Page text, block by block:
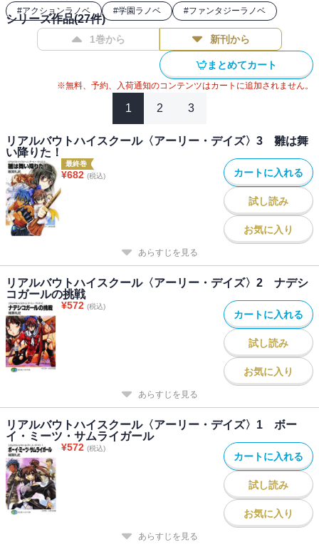
#アクションラノベ #学園ラノベ #ファンタジーラノベ
シリーズ作品(27件)
1巻から 新刊から
まとめてカート
※無料、予約、入荷通知のコンテンツはカートに追加されません。
1 2 3
リアルバウトハイスクール〈アーリー・デイズ〉3 雛は舞
い降りた！
最終巻
¥682 (税込) カートに入れる
試し読み
お気に入り
あらすじを見る
リアルバウトハイスクール〈アーリー・デイズ〉2 ナデシ
コガールの挑戦
¥572 (税込)
カートに入れる
試し読み
お気に入り
あらすじを見る
リアルバウトハイスクール〈アーリー・デイズ〉1 ボー
イ・ミーツ・サムライガール
¥572 (税込)
カートに入れる
試し読み
お気に入り
あらすじを見る